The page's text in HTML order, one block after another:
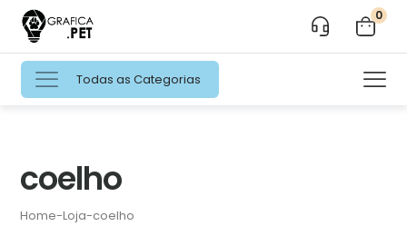
0
Todas as Categorias
coelho
Home-Loja-coelho